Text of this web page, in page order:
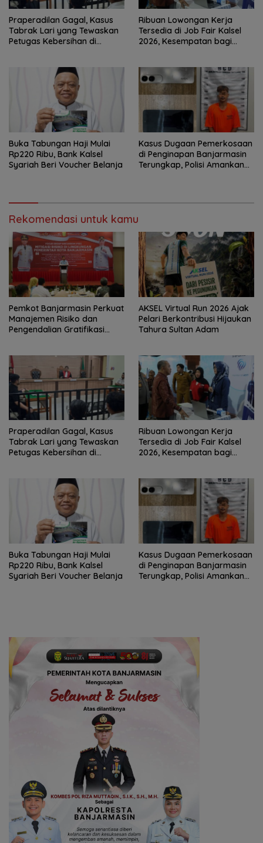
Praperadilan Gagal, Kasus
Tabrak Lari yang Tewaskan
Petugas Kebersihan di
Ribuan Lowongan Kerja
Tersedia di Job Fair Kalsel
2026, Kesempatan bagi
Buka Tabungan Haji Mulai
Rp220 Ribu, Bank Kalsel
Syariah Beri Voucher Belanja
Kasus Dugaan Pemerkosaan
di Penginapan Banjarmasin
Terungkap, Polisi Amankan
Rekomendasi untuk kamu
Pemkot Banjarmasin Perkuat
Manajemen Risiko dan
Pengendalian Gratifikasi
AKSEL Virtual Run 2026 Ajak
Pelari Berkontribusi Hijaukan
Tahura Sultan Adam
Praperadilan Gagal, Kasus
Tabrak Lari yang Tewaskan
Petugas Kebersihan di
Ribuan Lowongan Kerja
Tersedia di Job Fair Kalsel
2026, Kesempatan bagi
Buka Tabungan Haji Mulai
Rp220 Ribu, Bank Kalsel
Syariah Beri Voucher Belanja
Kasus Dugaan Pemerkosaan
di Penginapan Banjarmasin
Terungkap, Polisi Amankan